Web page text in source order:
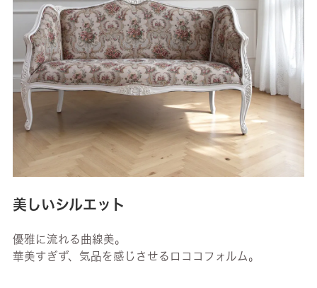
美しいシルエット
優雅に流れる曲線美。
華美すぎず、気品を感じさせるロココフォルム。